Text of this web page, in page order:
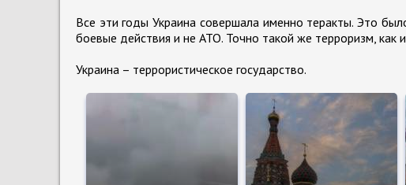
Все эти годы Украина совершала именно теракты. Это
боевые действия и не АТО. Точно такой же терроризм, как
Украина – террористическое государство.